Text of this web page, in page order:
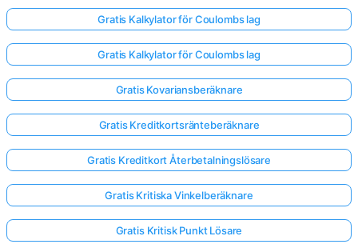
Gratis Kalkylator för Coulombs lag
Gratis Kalkylator för Coulombs lag
Gratis Kovariansberäknare
Gratis Kreditkortsränteberäknare
Gratis Kreditkort Återbetalningslösare
Gratis Kritiska Vinkelberäknare
Gratis Kritisk Punkt Lösare